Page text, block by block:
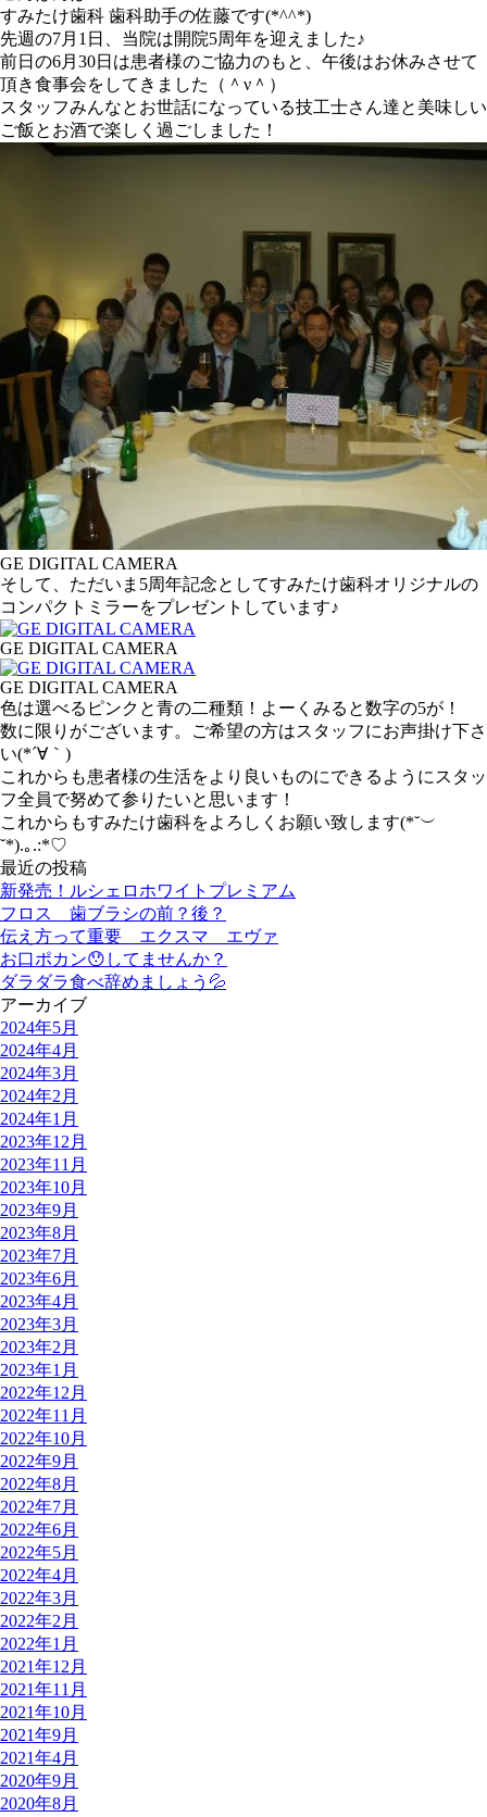
すみたけ歯科 歯科助手の佐藤です(*^^*)
先週の7月1日、当院は開院5周年を迎えました♪
前日の6月30日は患者様のご協力のもと、午後はお休みさせて
頂き食事会をしてきました（＾ν＾）
スタッフみんなとお世話になっている技工士さん達と美味しい
ご飯とお酒で楽しく過ごしました！
GE DIGITAL CAMERA
そして、ただいま5周年記念としてすみたけ歯科オリジナルの
コンパクトミラーをプレゼントしています♪
GE DIGITAL CAMERA
GE DIGITAL CAMERA
色は選べるピンクと青の二種類！よーくみると数字の5が！
数に限りがございます。ご希望の方はスタッフにお声掛け下さ
い(*´∀｀)
これからも患者様の生活をより良いものにできるようにスタッ
フ全員で努めて参りたいと思います！
これからもすみたけ歯科をよろしくお願い致します(*˘︶
˘*).｡.:*♡
最近の投稿
新発売！ルシェロホワイトプレミアム
フロス 歯ブラシの前？後？
伝え方って重要 エクスマ エヴァ
お口ポカン😯してませんか？
ダラダラ食べ辞めましょう💦
アーカイブ
2024年5月
2024年4月
2024年3月
2024年2月
2024年1月
2023年12月
2023年11月
2023年10月
2023年9月
2023年8月
2023年7月
2023年6月
2023年4月
2023年3月
2023年2月
2023年1月
2022年12月
2022年11月
2022年10月
2022年9月
2022年8月
2022年7月
2022年6月
2022年5月
2022年4月
2022年3月
2022年2月
2022年1月
2021年12月
2021年11月
2021年10月
2021年9月
2021年4月
2020年9月
2020年8月